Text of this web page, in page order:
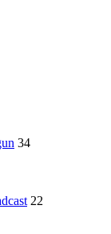
34
22